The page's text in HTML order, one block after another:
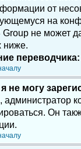
от
на
Group не может
ниже.
не могу
администратор
Он